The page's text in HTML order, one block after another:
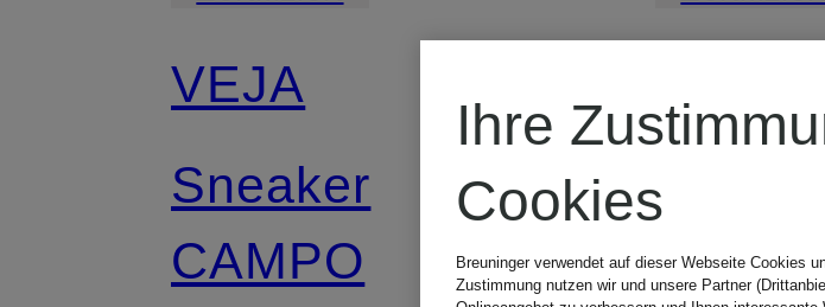
VEJA
Sneaker
CAMPO
Ihre
Cookies
Breuninger verwendet auf dieser Webseite Cookies
Zustimmung nutzen wir und unsere Partner